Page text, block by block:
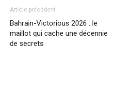
Article précédent
Bahrain-Victorious 2026 : le
maillot qui cache une décennie
de secrets